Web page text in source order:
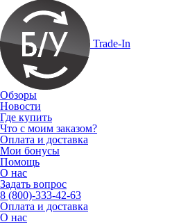
Trade-In
Обзоры
Новости
Где купить
Что с моим заказом?
Оплата и доставка
Мои бонусы
Помощь
О нас
Задать вопрос
8 (800)-333-42-63
Оплата и доставка
О нас